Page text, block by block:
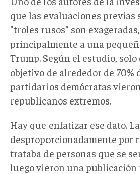
que las evaluaciones previas
"troles rusos" son
principalmente a una
Trump. Según el estudio,
objetivo de alrededor de
partidarios demócratas
republicanos extremos.
Hay que enfatizar ese dato.
desproporcionadamente por
trataba de personas que se
luego vieron una